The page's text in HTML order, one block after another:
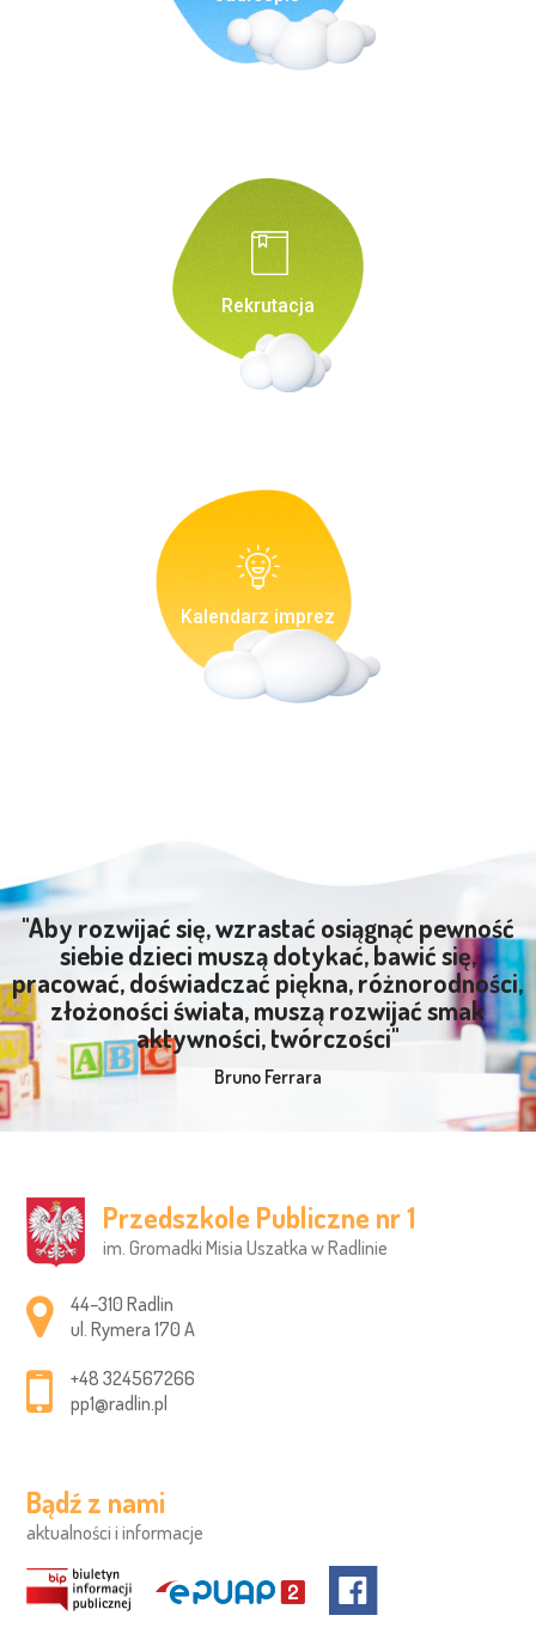
Rekrutacja
Kalendarz imprez
"Aby rozwijać się, wzrastać osiągnąć pewność
siebie dzieci muszą dotykać, bawić się,
pracować, doświadczać piękna, różnorodności,
złożoności świata, muszą rozwijać smak
aktywności, twórczości"
Bruno Ferrara
Przedszkole Publiczne nr 1
im. Gromadki Misia Uszatka w Radlinie
Adres pocztowy:
44–310 Radlin
ul. Rymera 170 A
+48 324567266
pp1@radlin.pl
Bądź z nami
aktualności i informacje